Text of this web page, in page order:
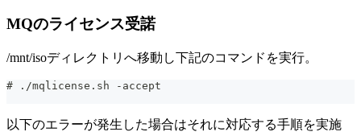
MQのライセンス受諾
/mnt/isoディレクトリへ移動し下記のコマンドを実行。
# ./mqlicense.sh -accept
以下のエラーが発生した場合はそれに対応する手順を実施